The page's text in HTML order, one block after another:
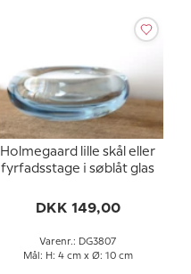
Holmegaard lille skål eller
fyrfadsstage i søblåt glas
DKK 149,00
Varenr.: DG3807
Mål: H: 4 cm x Ø: 10 cm